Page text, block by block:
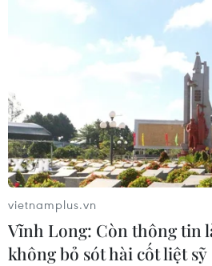
vietnamplus.vn
Vĩnh Long: Còn thông tin
không bỏ sót hài cốt liệt sỹ